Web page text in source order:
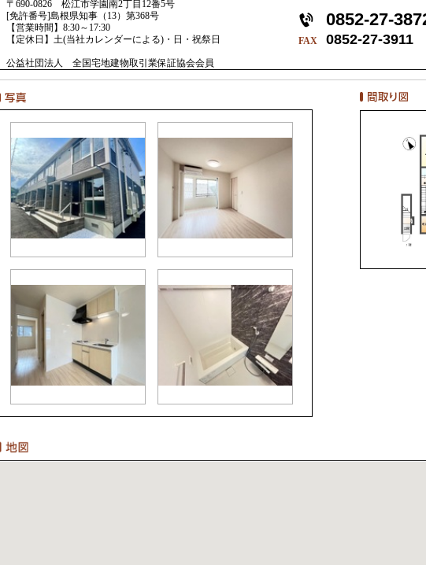
〒690-0826 松江市学園南2丁目12番5号
[免許番号]島根県知事（13）第368号
【営業時間】8:30～17:30
【定休日】土(当社カレンダーによる)・日・祝祭日
公益社団法人 全国宅地建物取引業保証協会会員
0852-27-
FAX 0852-27-3911